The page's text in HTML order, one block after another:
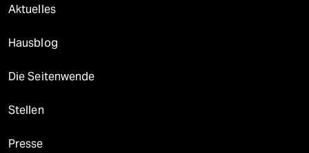
Aktuelles
Hausblog
Die Seitenwende
Stellen
Presse